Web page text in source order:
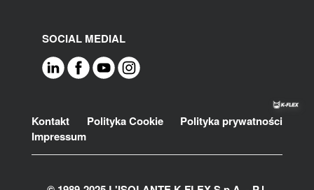
SOCIAL MEDIAL
Footer
Kontakt Polityka Cookie
Polityka prywatności
Impressum